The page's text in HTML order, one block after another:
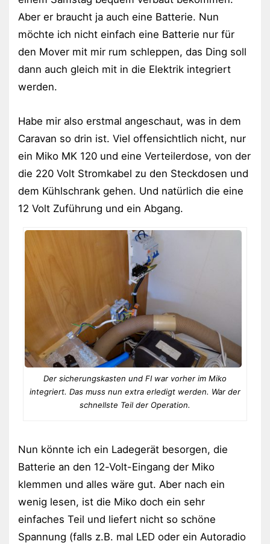
Aber er braucht ja auch eine Batterie. Nun
möchte ich nicht einfach eine Batterie nur für
den Mover mit mir rum schleppen, das Ding soll
dann auch gleich mit in die Elektrik integriert
werden.
Habe mir also erstmal angeschaut, was in dem
Caravan so drin ist. Viel offensichtlich nicht, nur
ein Miko MK 120 und eine Verteilerdose, von der
die 220 Volt Stromkabel zu den Steckdosen und
dem Kühlschrank gehen. Und natürlich die eine
12 Volt Zuführung und ein Abgang.
Der sicherungskasten und FI war vorher im Miko
integriert. Das muss nun extra erledigt werden. War der
schnellste Teil der Operation.
Nun könnte ich ein Ladegerät besorgen, die
Batterie an den 12-Volt-Eingang der Miko
klemmen und alles wäre gut. Aber nach ein
wenig lesen, ist die Miko doch ein sehr
einfaches Teil und liefert nicht so schöne
Spannung (falls z.B. mal LED oder ein Autoradio